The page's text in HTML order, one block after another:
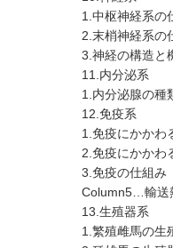
1.中枢神経系の
2.末梢神経系の
3.神経の構造と
11.内分泌系
1.内分泌腺の種
12.免疫系
1.免疫にかかわ
2.免疫にかかわ
3.免疫の仕組み
Column5…輸送
13.生殖器系
1.繁殖雌馬の生